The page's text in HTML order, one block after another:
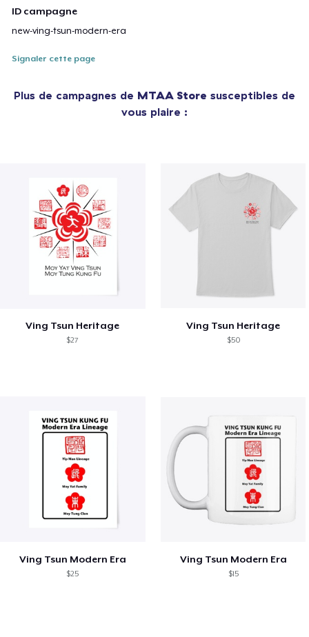
ID campagne
new-ving-tsun-modern-era
Signaler cette page
Plus de campagnes de MTAA Store susceptibles de
vous plaire :
Ving Tsun Heritage
$27
Ving Tsun Heritage
$50
Ving Tsun Modern Era
$25
Ving Tsun Modern Era
$15